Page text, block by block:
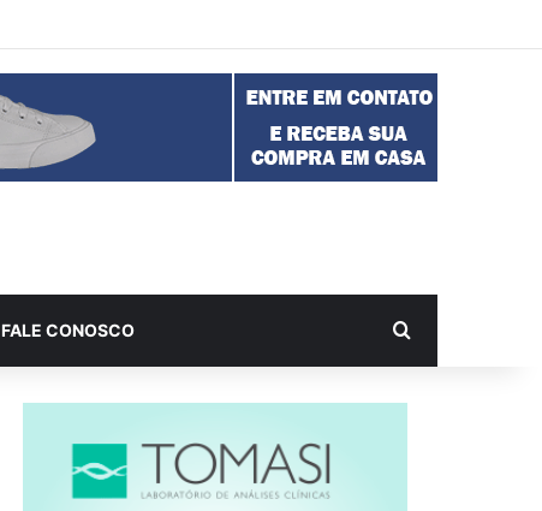
FALE CONOSCO